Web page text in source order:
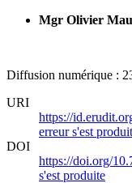
Mgr Olivier
Diffusion numérique :
URI
https://
erreur s'est
DOI
https://doi.org/
s'est produite